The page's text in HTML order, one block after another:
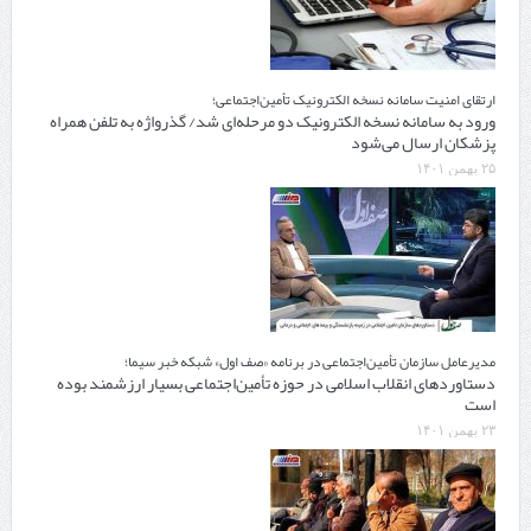
ارتقای امنیت سامانه نسخه الکترونیک تأمین‌اجتماعی؛
ورود به سامانه نسخه الکترونیک دو مرحله‌ای شد/ گذرواژه به تلفن همراه
پزشکان ارسال می‌شود
۲۵ بهمن ۱۴۰۱
مدیرعامل سازمان تأمین‌اجتماعی در برنامه «صف اول» شبکه خبر سیما؛
دستاوردهای انقلاب اسلامی در حوزه تأمین‌اجتماعی بسیار ارزشمند بوده
است
۲۳ بهمن ۱۴۰۱